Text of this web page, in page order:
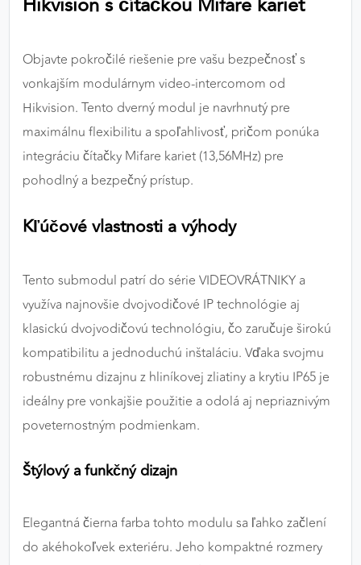
Objavte pokročilé riešenie pre vašu bezpečnosť s
vonkajším modulárnym video-intercomom od
Hikvision. Tento dverný modul je navrhnutý pre
maximálnu flexibilitu a spoľahlivosť, pričom ponúka
integráciu čítačky Mifare kariet (13,56MHz) pre
pohodlný a bezpečný prístup.
Kľúčové vlastnosti a výhody
Tento submodul patrí do série VIDEOVRÁTNIKY a
využíva najnovšie dvojvodičové IP technológie aj
klasickú dvojvodičovú technológiu, čo zaručuje širokú
kompatibilitu a jednoduchú inštaláciu. Vďaka svojmu
robustnému dizajnu z hliníkovej zliatiny a krytiu IP65 je
ideálny pre vonkajšie použitie a odolá aj nepriaznivým
poveternostným podmienkam.
Štýlový a funkčný dizajn
Elegantná čierna farba tohto modulu sa ľahko začlení
do akéhokoľvek exteriéru. Jeho kompaktné rozmery
výkon a funkčnosť našich stránok.
Google Analytics
Poskytovateľ: Google
MARKETINGOVÉ COOKIES
Marketingové cookies sa používajú na sledovanie
zobrazovať cielenú a relevantnú reklamu, a to na
Google Ads
Poskytovateľ: Google